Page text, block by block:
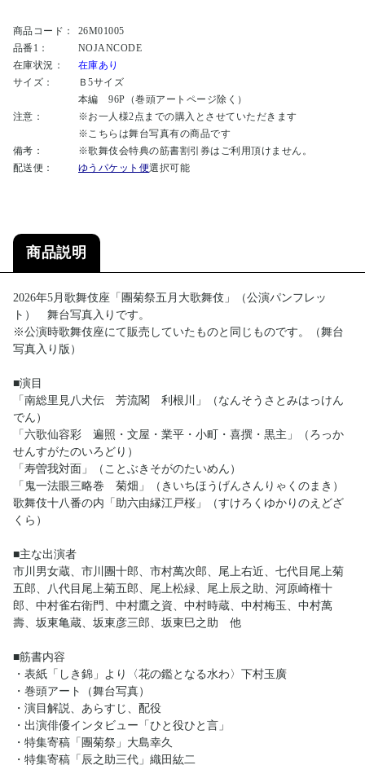
商品コード：
26M01005
品番1：
NOJANCODE
在庫状況：
在庫あり
サイズ：
Ｂ5サイズ
本編 96P（巻頭アートページ除く）
注意：
※お一人様2点までの購入とさせていただきます
※こちらは舞台写真有の商品です
備考：
※歌舞伎会特典の筋書割引券はご利用頂けません。
配送便：
ゆうパケット便選択可能
商品説明
2026年5月歌舞伎座「團菊祭五月大歌舞伎」（公演パンフレッ
ト） 舞台写真入りです。
※公演時歌舞伎座にて販売していたものと同じものです。（舞台
写真入り版）
■演目
「南総里見八犬伝 芳流閣 利根川」（なんそうさとみはっけん
でん）
「六歌仙容彩 遍照・文屋・業平・小町・喜撰・黒主」（ろっか
せんすがたのいろどり）
「寿曽我対面」（ことぶきそがのたいめん）
「鬼一法眼三略巻 菊畑」（きいちほうげんさんりゃくのまき）
歌舞伎十八番の内「助六由縁江戸桜」（すけろくゆかりのえどざ
くら）
■主な出演者
市川男女蔵、市川團十郎、市村萬次郎、尾上右近、七代目尾上菊
五郎、八代目尾上菊五郎、尾上松緑、尾上辰之助、河原崎権十
郎、中村雀右衛門、中村鷹之資、中村時蔵、中村梅玉、中村萬
壽、坂東亀蔵、坂東彦三郎、坂東巳之助 他
■筋書内容
・表紙「しき錦」より〈花の鑑となる水わ〉下村玉廣
・巻頭アート（舞台写真）
・演目解説、あらすじ、配役
・出演俳優インタビュー「ひと役ひと言」
・特集寄稿「團菊祭」大島幸久
・特集寄稿「辰之助三代」織田紘二